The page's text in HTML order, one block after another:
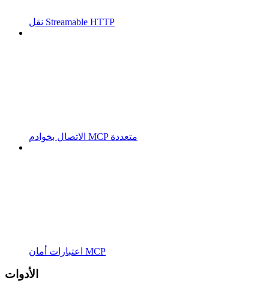
نقل Streamable HTTP
الاتصال بخوادم MCP متعددة
اعتبارات أمان MCP
الأدوات